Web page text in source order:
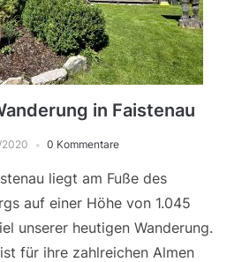
in Faistenau
0 Kommentare
liegt am Fuße des
auf einer Höhe von 1.045
unserer heutigen Wanderung.
für ihre zahlreichen Almen